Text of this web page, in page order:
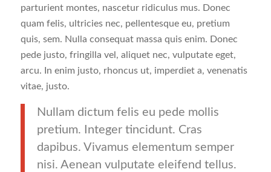
parturient montes, nascetur ridiculus mus. Donec
quam felis, ultricies nec, pellentesque eu, pretium
quis, sem. Nulla consequat massa quis enim. Donec
pede justo, fringilla vel, aliquet nec, vulputate eget,
arcu. In enim justo, rhoncus ut, imperdiet a, venenatis
vitae, justo.
Nullam dictum felis eu pede mollis
pretium. Integer tincidunt. Cras
dapibus. Vivamus elementum semper
nisi. Aenean vulputate eleifend tellus.